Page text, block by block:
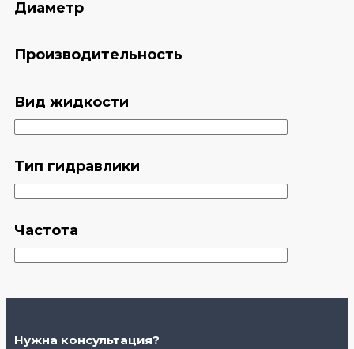
Диаметр
Производительность
Вид жидкости
Тип гидравлики
Частота
Нужна консультация?